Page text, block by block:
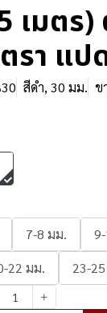
เมตร
รา แป
สีดำ, 30 มม. ข
7-8 มม.
22 มม. 23-